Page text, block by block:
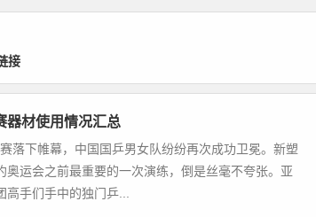
接
器材使用情况汇总
落下帷幕，中国国乒男女队纷纷再次成功卫冕。新塑
奥运会之前最重要的一次演练，倒是丝毫不夸张。亚
手们手中的独门乒...